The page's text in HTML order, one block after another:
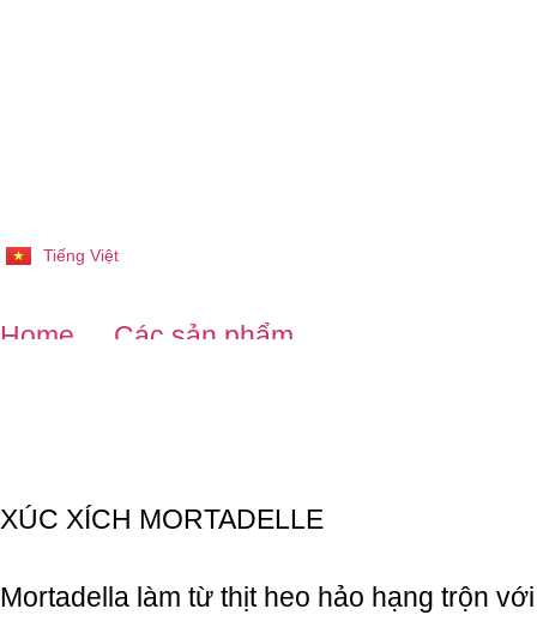
Tiếng Việt
English
Home
Các sản phẩm
XÚC XÍCH MORTADELLE
Mortadella làm từ thịt heo hảo hạng trộn với